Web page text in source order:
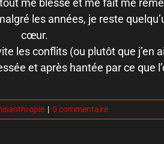
me blesse et me fait me
les années, je reste
cœur.
les conflits (ou plutôt que j’en
et après hantée par ce que
| 0 commentaire